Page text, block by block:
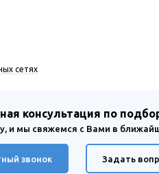
сетях
консультация по
и мы свяжемся с Вами в
звонок Задать